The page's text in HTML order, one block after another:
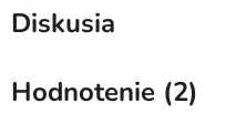
Diskusia
Hodnotenie (2)